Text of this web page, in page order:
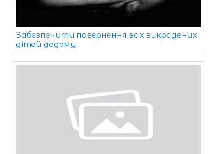
Забезпечити повернення всіх викрадених
дітей додому.